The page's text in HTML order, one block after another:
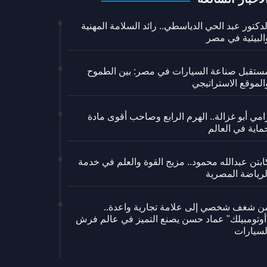
الدكتور عبد الحي الدياسطي.. رائد السلامة المهنية
في مصر
صناعة السيارات في مصر: بين الطموح
الاستراتيجي
أبو غزالة.. الهرم الرابع وصاحب أقوى مادة
في العالم
عبدالله محمود.. مزيج القوة والعلم في خدمة
الرياضة المصرية
شغف شخصي إلى علامة تجارية واعدة..
عماد حسن يصنع التميز في عالم فرش
السيارات